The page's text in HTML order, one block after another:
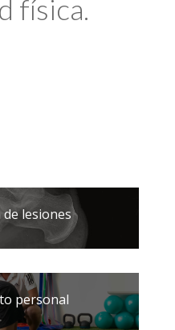
física.
lesiones
personal